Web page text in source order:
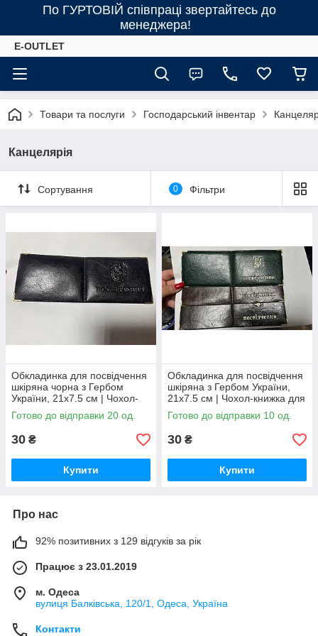
По ГУРТОВІЙ співпраці звертайтесь до
менеджера!
E-OUTLET
Товари та послуги Господарський інвентар
Канцелярія
Сортування 0 Фільтри
Обкладинка для посвідчення
шкіряна чорна з Гербом
України, 21х7.5 см | Чохол-
книжка для документів з
металевими куточками
Готово до відправки 20 од.
30 ₴
Купити
Обкладинка для посвідчення
шкіряна з Гербом України,
21х7.5 см | Чохол-книжка для
документів з металевими
куточками
Готово до відправки 10 од.
30 ₴
Купити
Про нас
92% позитивних з 129 відгуків за рік
Працює з 23.01.2019
м. Одеса
вулиця Балківська, 120/1, Одеса, Україна
Контакти